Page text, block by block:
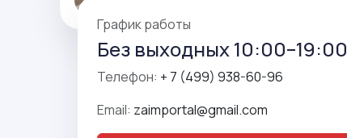
График работы
Без выходных 10:00–19:00
Телефон: + 7 (499) 938-60-96
Email: zaimportal@gmail.com